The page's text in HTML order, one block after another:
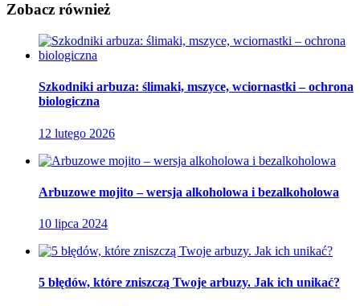
Zobacz również
Szkodniki arbuza: ślimaki, mszyce, wciornastki – ochrona
biologiczna
12 lutego 2026
Arbuzowe mojito – wersja alkoholowa i bezalkoholowa
10 lipca 2024
5 błędów, które zniszczą Twoje arbuzy. Jak ich unikać?